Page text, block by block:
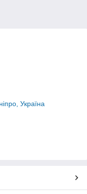
Україна